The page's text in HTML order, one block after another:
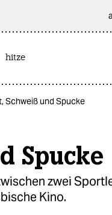
hitze
Schweiß und Spucke
Spucke
zwei
Kino.